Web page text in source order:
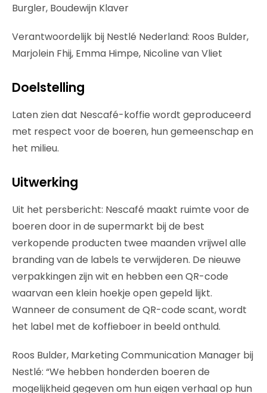
Burgler, Boudewijn Klaver
Verantwoordelijk bij Nestlé Nederland: Roos Bulder,
Marjolein Fhij, Emma Himpe, Nicoline van Vliet
Doelstelling
Laten zien dat Nescafé-koffie wordt geproduceerd
met respect voor de boeren, hun gemeenschap en
het milieu.
Uitwerking
Uit het persbericht: Nescafé maakt ruimte voor de
boeren door in de supermarkt bij de best
verkopende producten twee maanden vrijwel alle
branding van de labels te verwijderen. De nieuwe
verpakkingen zijn wit en hebben een QR-code
waarvan een klein hoekje open gepeld lijkt.
Wanneer de consument de QR-code scant, wordt
het label met de koffieboer in beeld onthuld.
Roos Bulder, Marketing Communication Manager bij
Nestlé: “We hebben honderden boeren de
mogelijkheid gegeven om hun eigen verhaal op hun